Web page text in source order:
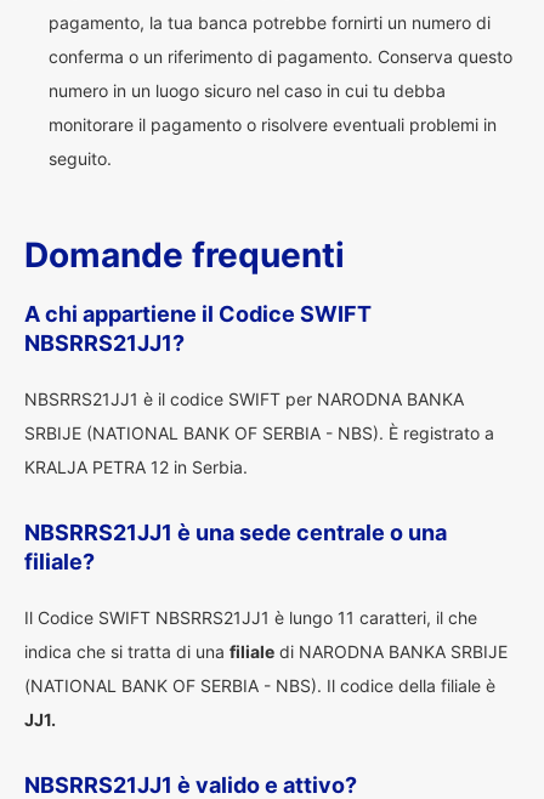
pagamento, la tua banca potrebbe fornirti un numero di
conferma o un riferimento di pagamento. Conserva questo
numero in un luogo sicuro nel caso in cui tu debba
monitorare il pagamento o risolvere eventuali problemi in
seguito.
Domande frequenti
A chi appartiene il Codice SWIFT
NBSRRS21JJ1?
NBSRRS21JJ1 è il codice SWIFT per NARODNA BANKA
SRBIJE (NATIONAL BANK OF SERBIA - NBS). È registrato a
KRALJA PETRA 12 in Serbia.
NBSRRS21JJ1 è una sede centrale o una
filiale?
Il Codice SWIFT NBSRRS21JJ1 è lungo 11 caratteri, il che
indica che si tratta di una filiale di NARODNA BANKA SRBIJE
(NATIONAL BANK OF SERBIA - NBS). Il codice della filiale è
JJ1.
NBSRRS21JJ1 è valido e attivo?